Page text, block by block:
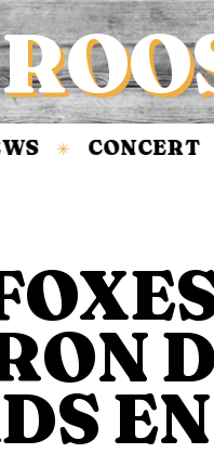
✳ CONCERT ✳